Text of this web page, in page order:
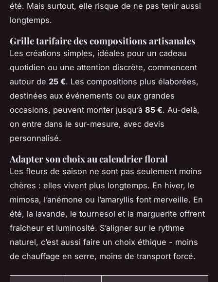
été. Mais surtout, elle risque de ne pas tenir aussi
longtemps.
Grille tarifaire des compositions artisanales
Les créations simples, idéales pour un cadeau
quotidien ou une attention discrète, commencent
autour de 25 €. Les compositions plus élaborées,
destinées aux événements ou aux grandes
occasions, peuvent monter jusqu’à 85 €. Au-delà,
on entre dans le sur-mesure, avec devis
personnalisé.
Adapter son choix au calendrier floral
Les fleurs de saison ne sont pas seulement moins
chères : elles vivent plus longtemps. En hiver, le
mimosa, l’anémone ou l’amaryllis font merveille. En
été, la lavande, le tournesol et la marguerite offrent
fraîcheur et luminosité. S’aligner sur le rythme
naturel, c’est aussi faire un choix éthique - moins
de chauffage en serre, moins de transport forcé.